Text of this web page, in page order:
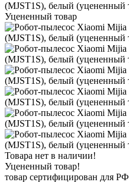
Уцененный товар
Товара нет в наличии!
Уцененный товар!
товар сертифицирован для РФ